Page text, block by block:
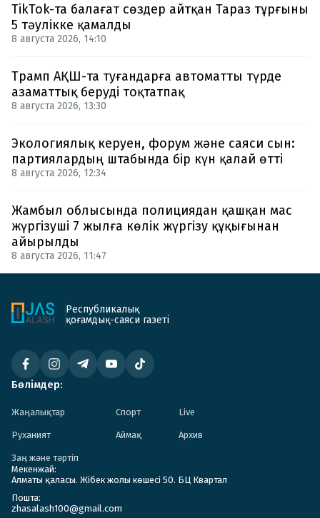
TikTok-та балағат сөздер айтқан Тараз тұрғыны
5 тәулікке қамалды
8 августа 2026, 14:10
Трамп АҚШ-та туғандарға автоматты түрде
азаматтық беруді тоқтатпақ
8 августа 2026, 13:30
Экологиялық керуен, форум және саяси сын:
партиялардың штабында бір күн қалай өтті
8 августа 2026, 12:34
Жамбыл облысында полициядан қашқан мас
жүргізуші 7 жылға көлік жүргізу құқығынан
айырылды
8 августа 2026, 11:47
Республикалық
қоғамдық-саяси газеті
Бөлімдер:
Жаңалықтар Спорт Live
Руханият Аймақ Архив
Заң және тәртіп
Мекенжай:
Алматы қаласы. Жібек жолы көшесі 50. БЦ Квартал
Пошта:
zhasalash100@gmail.com